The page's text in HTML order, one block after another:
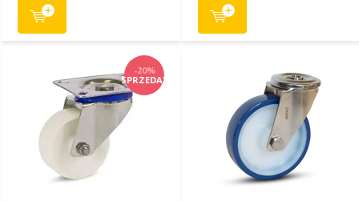
-20%
SPRZEDAŻ